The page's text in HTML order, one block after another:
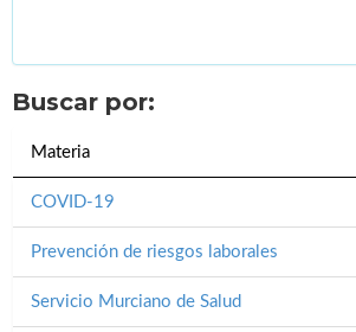
Buscar por:
Materia
COVID-19
Prevención de riesgos laborales
Servicio Murciano de Salud